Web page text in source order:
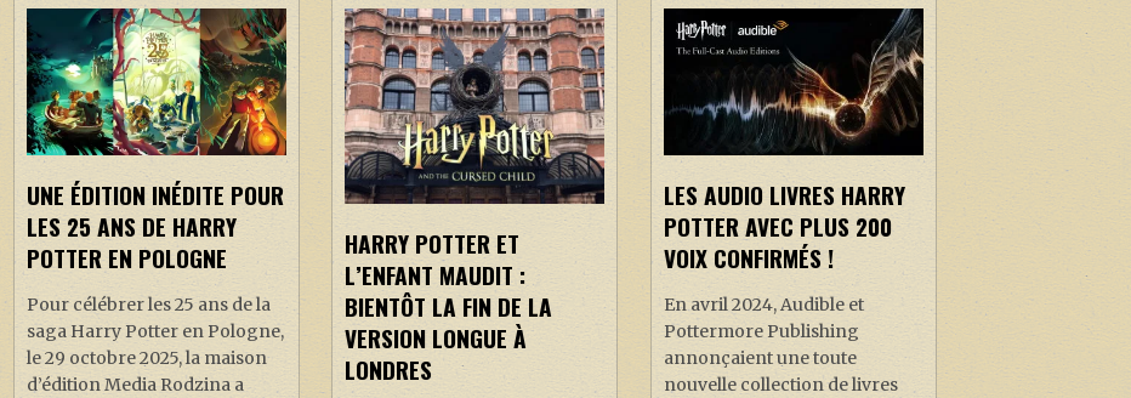
UNE ÉDITION INÉDITE POUR
LES 25 ANS DE HARRY
POTTER EN POLOGNE
Pour célébrer les 25 ans de la
saga Harry Potter en Pologne,
le 29 octobre 2025, la maison
d’édition Media Rodzina a
HARRY POTTER ET
L’ENFANT MAUDIT :
BIENTÔT LA FIN DE LA
VERSION LONGUE À
LONDRES
LES AUDIO LIVRES HARRY
POTTER AVEC PLUS 200
VOIX CONFIRMÉS !
En avril 2024, Audible et
Pottermore Publishing
annonçaient une toute
nouvelle collection de livres